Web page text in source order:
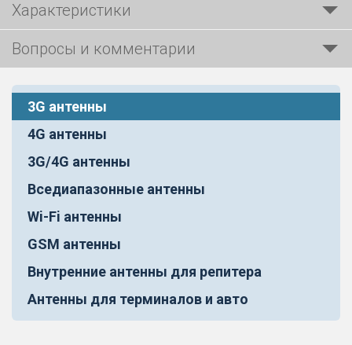
Характеристики
Вопросы и комментарии
3G антенны
4G антенны
3G/4G антенны
Вседиапазонные антенны
Wi-Fi антенны
GSM антенны
Внутренние антенны для репитера
Антенны для терминалов и авто